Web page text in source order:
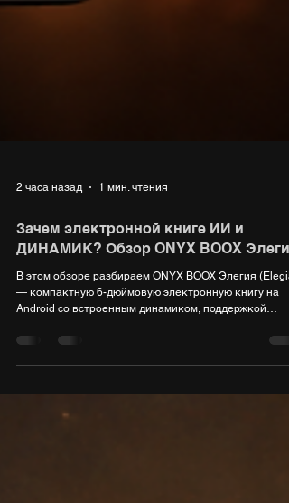
2 часа назад 1 мин. чтения
Зачем электронной книге ИИ и
ДИНАМИК? Обзор ONYX BOOX
В этом обзоре разбираем ONYX BOOX Элегия
Android со встроенным динамиком, поддержкой
Яндекс Книг и отдельной кнопкой вызова ИИ-
BOOX Элегия: https://market.yandex.ru/cc/AcjDWx 💡
Подписывайтесь на канал DiGiUP, чтобы не